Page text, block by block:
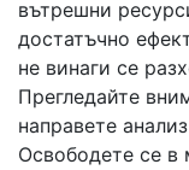
вътрешни
достатъчно
не винаги се
Прегледайте
направете
Освободете се в